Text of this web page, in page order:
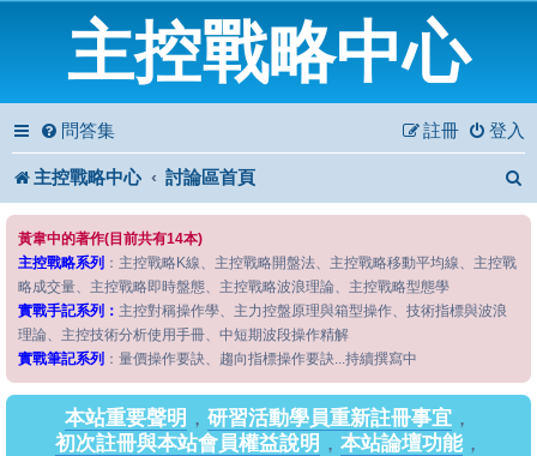
主控戰略中心
問答集 登入
註冊
主控戰略中心 討論區首頁
黃韋中的著作(目前共有14本)
主控戰略系列 ：主控戰略K線、主控戰略開盤法、主控戰略移動平均線、主控戰
略成交量、主控戰略即時盤態、主控戰略波浪理論、主控戰略型態學
實戰手記系列： 主控對稱操作學、主力控盤原理與箱型操作、技術指標與波浪
理論、主控技術分析使用手冊、中短期波段操作精解
實戰筆記系列 ：量價操作要訣、趨向指標操作要訣...持續撰寫中
本站重要聲明 ， 研習活動學員重新註冊事宜 ，
初次註冊與本站會員權益說明 ， 本站論壇功能，